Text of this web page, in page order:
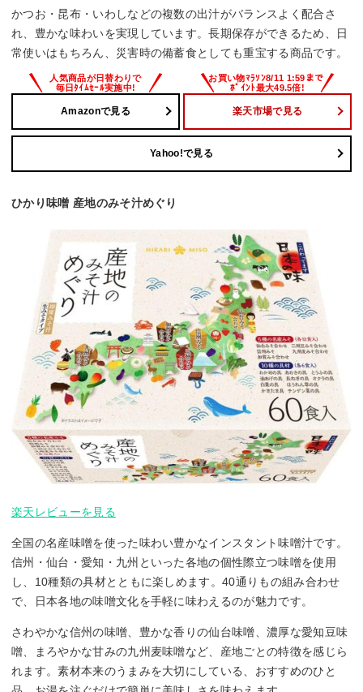
かつお・昆布・いわしなどの複数の出汁がバランスよく配合さ
れ、豊かな味わいを実現しています。長期保存ができるため、日
常使いはもちろん、災害時の備蓄食としても重宝する商品です。
Amazonで見る 楽天市場で見る
Yahoo!で見る
ひかり味噌 産地のみそ汁めぐり
楽天レビューを見る
全国の名産味噌を使った味わい豊かなインスタント味噌汁です。
信州・仙台・愛知・九州といった各地の個性際立つ味噌を使用
し、10種類の具材とともに楽しめます。40通りもの組み合わせ
で、日本各地の味噌文化を手軽に味わえるのが魅力です。
さわやかな信州の味噌、豊かな香りの仙台味噌、濃厚な愛知豆味
噌、まろやかな甘みの九州麦味噌など、産地ごとの特徴を感じら
れます。素材本来のうまみを大切にしている、おすすめのひと